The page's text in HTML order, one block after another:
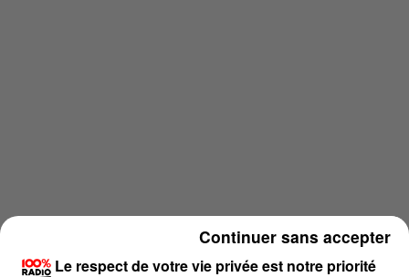
Le respect de votre vie privée est notre priorité
Continuer sans accepter